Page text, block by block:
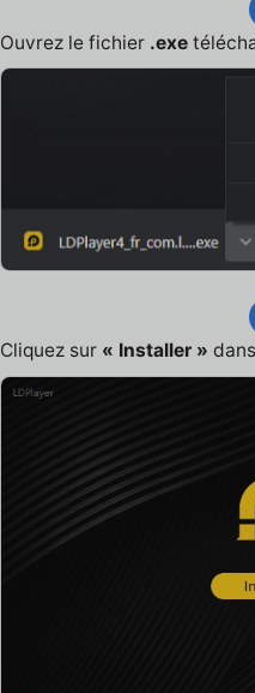
Ouvrez le fichier .exe
Cliquez sur « Installer »